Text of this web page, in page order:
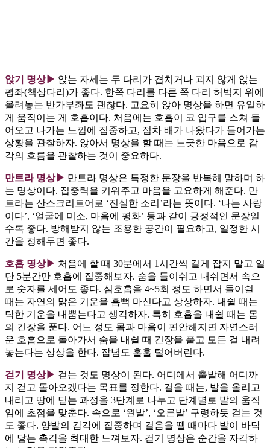
앉기 명상▶ 앉는 자세는 두 다리가 겹치거나 괴지 않게 앉는
평좌(책상다리)가 좋다. 한쪽 다리를 다른 쪽 다리 허벅지 위에
올려놓는 반가부좌도 괜찮다. 고요히 앉아 명상을 하면 유일하
게 움직이는 게 호흡이다. 처음에는 호흡이 코 입구를 스쳐 들
어오고 나가는 느낌에 집중하고, 점차 배가 나왔다가 들어가는
상황을 관찰하자. 앉아서 명상을 할 때는 느긋한 마음으로 감
각의 흐름을 관찰하는 것이 중요하다.
만트라 명상▶ 만트라 명상은 특정한 문장을 반복해 말하며 하
는 명상이다. 집중력을 키워주고 마음을 고요하게 해준다. 만
트라는 산스크리트어로 ‘진실한 소리’라는 뜻이다. ‘나는 사랑
이다’, ‘얼굴에 미소, 마음에 평화’ 등과 같이 긍정적인 문장일
수록 좋다. 방해받지 않는 조용한 공간이 필요하고, 일정한 시
간을 정해두면 좋다.
호흡 명상▶ 처음에 할 때 30분에서 1시간씩 길게 잡지 말고 일
단 5분간만 호흡에 집중해보자. 숨을 들이쉬고 내쉬면서 속으
로 숫자를 세어도 좋다. 심호흡을 4~5회 정도 하면서 들이쉴
때는 자연의 맑은 기운을 흠뻑 마신다고 상상하자. 내쉴 때는
탁한 기운을 내뿜는다고 생각하자. 특히 호흡을 내쉴 때는 몸
의 긴장을 푼다. 어느 정도 몸과 마음이 편안해지면 자연스러
운 호흡으로 돌아가서 숨을 내쉴 때 긴장을 풀고 모든 걸 내려
놓는다는 상상을 한다. 잡념도 훌훌 털어버린다.
걷기 명상▶ 걷는 것도 명상이 된다. 어디에서 출발해 어디까
지 걷고 돌아오겠다는 목표를 정한다. 걸을 때는, 발을 올리고
내리고 땅에 딛는 과정을 3단계로 나누고 단계별로 발의 움직
임에 초점을 맞춘다. 속으로 ‘왼발’, ‘오른발’ 구령하듯 걷는 것
도 좋다. 양발의 감각에 집중하며 걸음을 뗄 때마다 발이 바닥
에 닿는 촉각을 최대한 느껴보자. 걷기 명상은 순간을 자각하